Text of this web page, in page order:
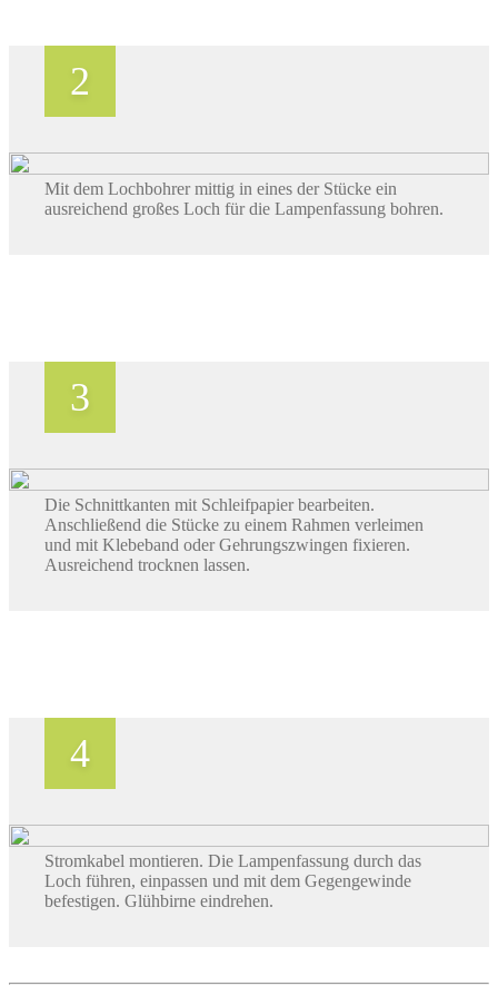
Mit dem Lochbohrer mittig in eines der Stücke ein
ausreichend großes Loch für die Lampenfassung bohren.
Die Schnittkanten mit Schleifpapier bearbeiten.
Anschließend die Stücke zu einem Rahmen verleimen
und mit Klebeband oder Gehrungszwingen fixieren.
Ausreichend trocknen lassen.
Stromkabel montieren. Die Lampenfassung durch das
Loch führen, einpassen und mit dem Gegengewinde
befestigen. Glühbirne eindrehen.